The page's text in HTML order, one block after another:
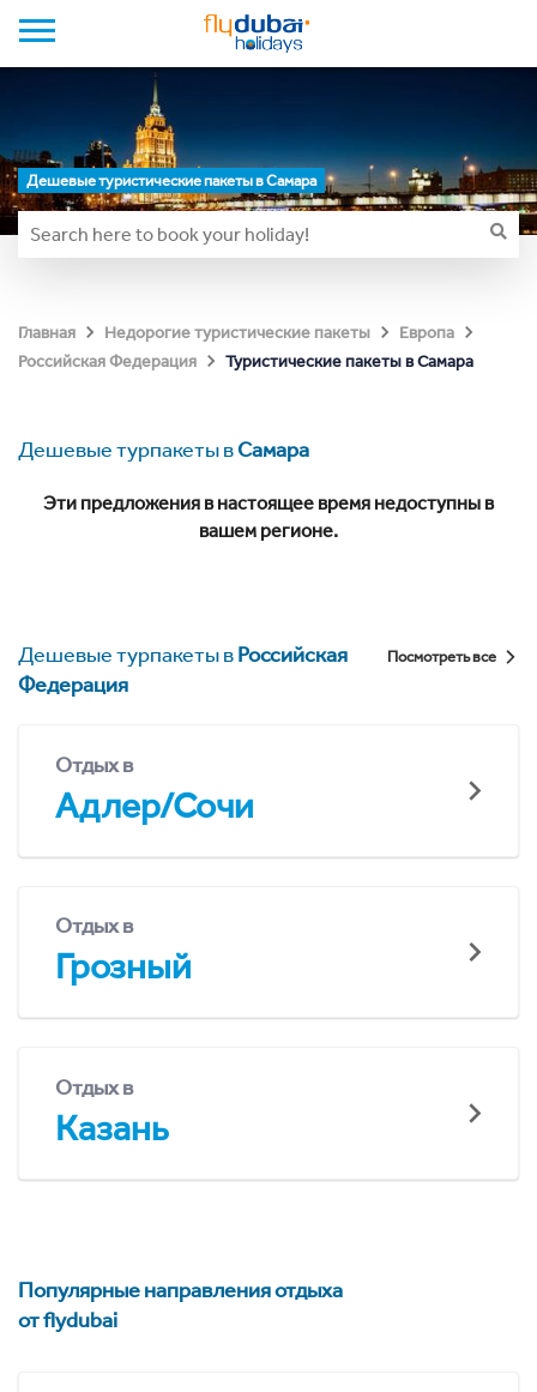
Дешевые туристические пакеты в Самара
Главная Недорогие туристические пакеты
Европа
Российская Федерация
Туристические пакеты в Самара
Дешевые турпакеты вСамара
Эти предложения в настоящее время недоступны в
вашем регионе.
Дешевые турпакеты вРоссийская
Федерация
Посмотреть все
Отдых в
Адлер/Сочи
Отдых в
Грозный
Отдых в
Казань
Популярные направления отдыха
от flydubai